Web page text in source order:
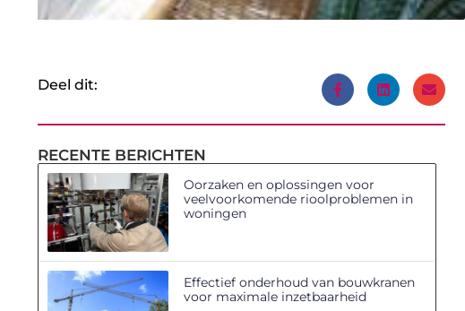
Deel dit:
RECENTE BERICHTEN
Oorzaken en oplossingen voor
veelvoorkomende rioolproblemen in
woningen
Effectief onderhoud van bouwkranen
voor maximale inzetbaarheid